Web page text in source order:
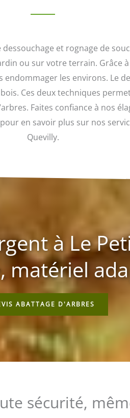
et rognage de
ou sur votre terrain. Grâce
les environs. Le
Ces deux techniques
Faites confiance à nos
en savoir plus sur nos
Quevilly.
à Le
matériel
ABATTAGE D'ARBRES
sécurité,